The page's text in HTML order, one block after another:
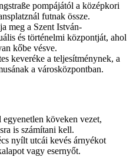
pompájától a középkori
futnak össze.
meg a Szent István-
és történelmi központját, ahol
kőbe vésve.
keveréke a teljesítménynek, a
a városközpontban.
egyenetlen köveken vezet,
is számítani kell.
nyílt utcái kevés árnyékot
vagy esernyőt.